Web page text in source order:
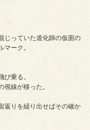
じっていた道化師の仮面の
ーク。
乗る。
線が移った。
返りを繰り出せばその確か